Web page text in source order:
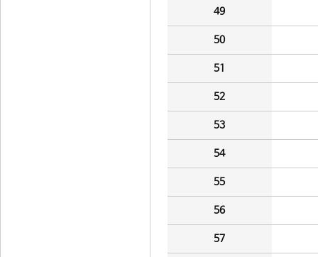
49
50
51
52
53
54
55
56
57